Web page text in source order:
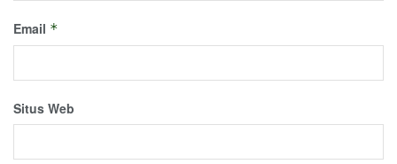
Email *
Situs Web